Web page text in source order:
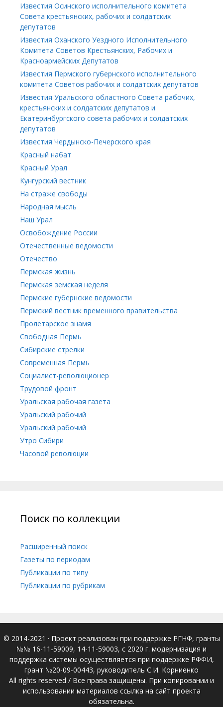
Известия Осинского исполнительного комитета
Совета крестьянских, рабочих и солдатских
депутатов
Известия Оханского Уездного Исполнительного
Комитета Советов Крестьянских, Рабочих и
Красноармейских Депутатов
Известия Пермского губернского исполнительного
комитета Советов рабочих и солдатских депутатов
Известия Уральского областного Совета рабочих,
крестьянских и солдатских депутатов и
Екатеринбургского совета рабочих и солдатских
депутатов
Известия Чердынско-Печерского края
Красный набат
Красный Урал
Кунгурский вестник
На страже свободы
Народная мысль
Наш Урал
Освобождение России
Отечественные ведомости
Отечество
Пермская жизнь
Пермская земская неделя
Пермские губернские ведомости
Пермский вестник временного правительства
Пролетарское знамя
Свободная Пермь
Сибирские стрелки
Современная Пермь
Социалист-революционер
Трудовой фронт
Уральская рабочая газета
Уральский рабочий
Уральский рабочий
Утро Сибири
Часовой революции
Поиск по коллекции
Расширенный поиск
Газеты по периодам
Публикации по типу
Публикации по рубрикам
© 2014-2021 · Проект реализован при поддержке РГНФ, гранты
№№ 16-11-59009, 14-11-59003, с 2020 г. модернизация и
поддержка системы осуществляется при поддержке РФФИ,
грант №20-09-00443, руководитель С.И. Корниенко
All rights reserved / Все права защищены. При копировании и
использовании материалов ссылка на сайт проекта
обязательна.